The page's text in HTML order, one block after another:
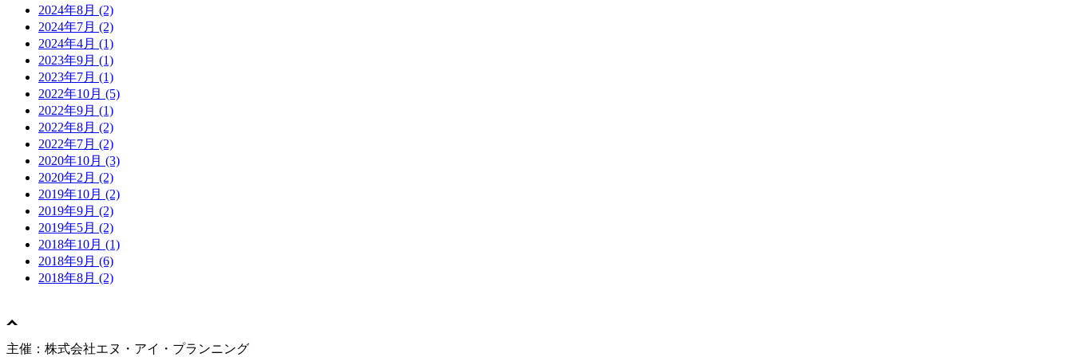
2024年8月 (2)
2024年7月 (2)
2024年4月 (1)
2023年9月 (1)
2023年7月 (1)
2022年10月 (5)
2022年9月 (1)
2022年8月 (2)
2022年7月 (2)
2020年10月 (3)
2020年2月 (2)
2019年10月 (2)
2019年9月 (2)
2019年5月 (2)
2018年10月 (1)
2018年9月 (6)
2018年8月 (2)
主催：株式会社エヌ・アイ・プランニング